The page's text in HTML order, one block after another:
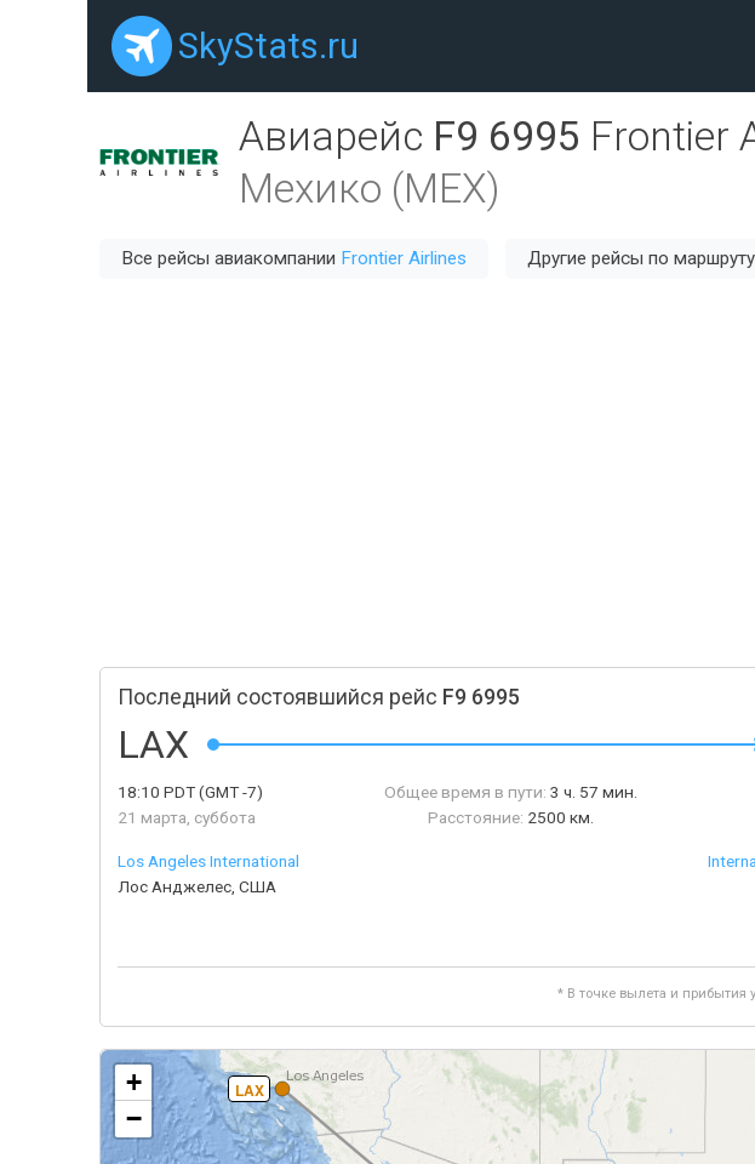
SkyStats.ru
Авиарейс F9 6995 Frontier
Мехико (MEX)
Все рейсы авиакомпании Frontier Airlines Другие рейсы по маршруту
Последний состоявшийся рейс F9 6995
LAX
18:10 PDT(GMT -7)
21 марта, суббота
Общее время в пути: 3 ч. 57 мин.
Расстояние: 2500 км.
Los Angeles International
Лос Анджелес, США
* В точке вылета и прибытия
LAX
+
−